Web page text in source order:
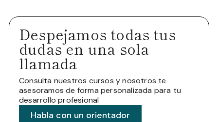
Despejamos todas tus
dudas en una sola
llamada
Consulta nuestros cursos y nosotros te
asesoramos de forma personalizada para tu
desarrollo profesional
Habla con un orientador